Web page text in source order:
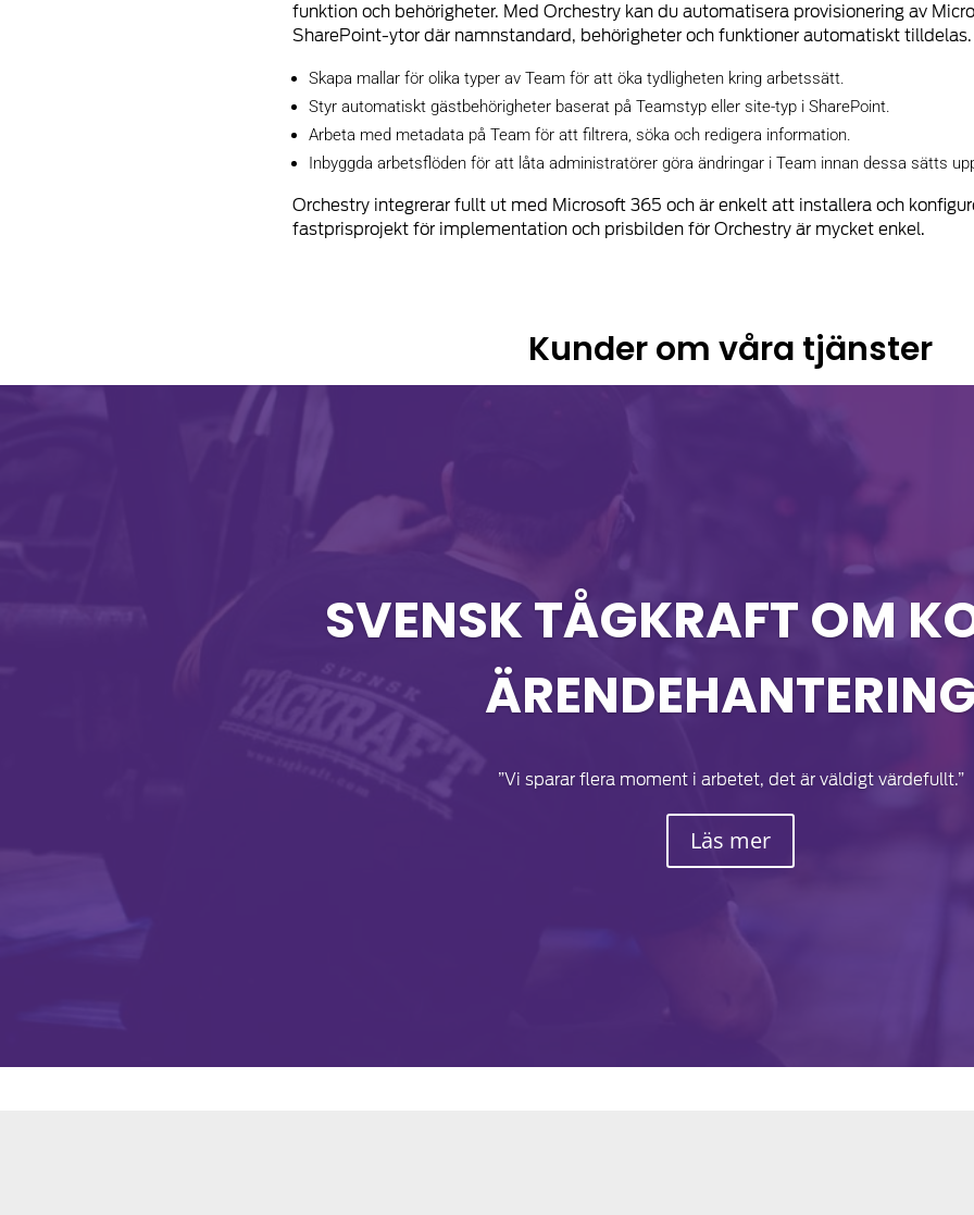
funktion och behörigheter. Med Orchestry kan du automatisera provisionering av
SharePoint-ytor där namnstandard, behörigheter och funktioner automatiskt tilldelas.
Skapa mallar för olika typer av Team för att öka tydligheten kring arbetssätt.
Styr automatiskt gästbehörigheter baserat på Teamstyp eller site-typ i SharePoint.
Arbeta med metadata på Team för att filtrera, söka och redigera information.
Inbyggda arbetsflöden för att låta administratörer göra ändringar i Team innan dessa sätts
Orchestry integrerar fullt ut med Microsoft 365 och är enkelt att installera och
fastprisprojekt för implementation och prisbilden för Orchestry är mycket enkel.
Kunder om våra tjänster
SVENSK TÅGKRAFT OM
”Vi sparar flera moment i arbetet, det är väldigt värdefullt.”
Läs mer